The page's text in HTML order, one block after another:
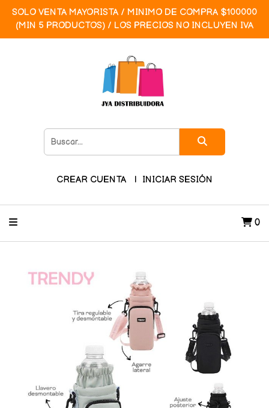
SOLO VENTA MAYORISTA / MINIMO DE COMPRA $100000
(MIN 5 PRODUCTOS) / LOS PRECIOS NO INCLUYEN IVA
CREAR CUENTA INICIAR SESIÓN
0